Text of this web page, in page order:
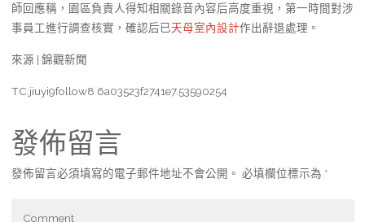
師回應稱，園區負責人得知相關錄音內容后高度重視，第一時間對涉
事員工進行調查核實，確認后已天母室內設計作出辭退處理。
來源 | 錦觀新聞
TC:jiuyi9follow8 6a03523f2741e7.53590254
發佈留言
發佈留言必須填寫的電子郵件地址不會公開。 必填欄位標示為 *